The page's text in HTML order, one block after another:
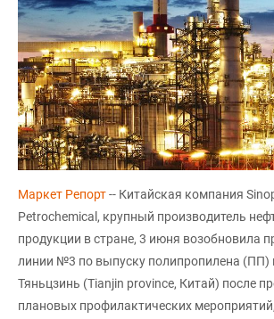
Маркет Репорт-- Китайская компания
Petrochemical, крупный производитель
продукции в стране, 3 июня возобновила
линии №3 по выпуску полипропилена (ПП)
Тяньцзинь (Tianjin province, Китай) после
плановых профилактических